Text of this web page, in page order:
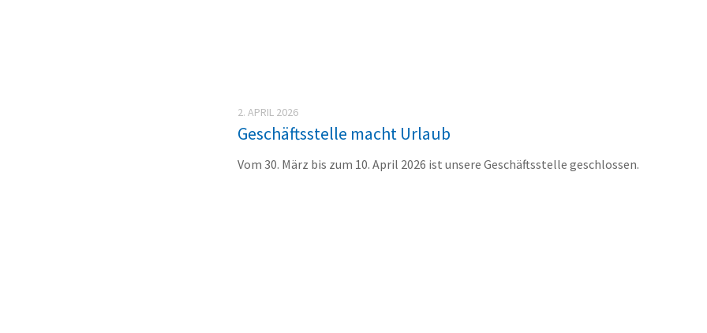
2. APRIL 2026
Geschäftsstelle macht Urlaub
Vom 30. März bis zum 10. April 2026 ist unsere Geschäftsstelle geschlossen.